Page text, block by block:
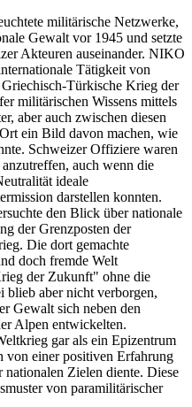
militärische Netzwerke,
Gewalt vor 1945 und setzte
Akteuren auseinander. NIKO
Tätigkeit von
Türkische Krieg der
militärischen Wissens mittels
aber auch zwischen diesen
ein Bild davon machen, wie
Schweizer Offiziere waren
auch wenn die
ideale
darstellen konnten.
den Blick über nationale
der Grenzposten der
Die dort gemachte
doch fremde Welt
der Zukunft" ohne die
blieb aber nicht verborgen,
Gewalt sich neben den
Alpen entwickelten.
gar als ein Epizentrum
von einer positiven Erfahrung
nationalen Zielen diente. Diese
von paramilitärischer